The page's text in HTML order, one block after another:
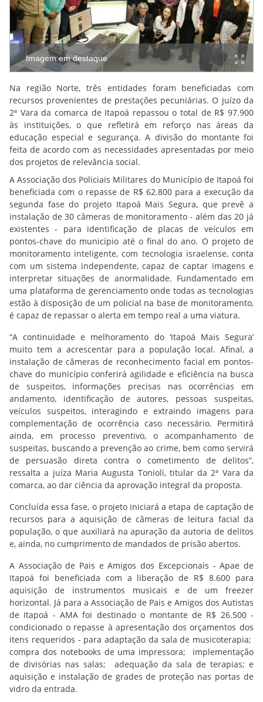
Imagem em destaque
Na região Norte, três entidades foram beneficiadas com
recursos provenientes de prestações pecuniárias. O juízo da
2ª Vara da comarca de Itapoá repassou o total de R$ 97.900
às instituições, o que refletirá em reforço nas áreas da
educação especial e segurança. A divisão do montante foi
feita de acordo com as necessidades apresentadas por meio
dos projetos de relevância social.
A Associação dos Policiais Militares do Município de Itapoá foi
beneficiada com o repasse de R$ 62.800 para a execução da
segunda fase do projeto Itapoá Mais Segura, que prevê a
instalação de 30 câmeras de monitoramento - além das 20 já
existentes - para identificação de placas de veículos em
pontos-chave do município até o final do ano. O projeto de
monitoramento inteligente, com tecnologia israelense, conta
com um sistema independente, capaz de captar imagens e
interpretar situações de anormalidade. Fundamentado em
uma plataforma de gerenciamento onde todas as tecnologias
estão à disposição de um policial na base de monitoramento,
é capaz de repassar o alerta em tempo real a uma viatura.
“A continuidade e melhoramento do ‘Itapoá Mais Segura’
muito tem a acrescentar para a população local. Afinal, a
instalação de câmeras de reconhecimento facial em pontos-
chave do município conferirá agilidade e eficiência na busca
de suspeitos, informações precisas nas ocorrências em
andamento, identificação de autores, pessoas suspeitas,
veículos suspeitos, interagindo e extraindo imagens para
complementação de ocorrência caso necessário. Permitirá
ainda, em processo preventivo, o acompanhamento de
suspeitas, buscando a prevenção ao crime, bem como servirá
de persuasão direta contra o cometimento de delitos”,
ressalta a juíza Maria Augusta Tonioli, titular da 2ª Vara da
comarca, ao dar ciência da aprovação integral da proposta.
Concluída essa fase, o projeto iniciará a etapa de captação de
recursos para a aquisição de câmeras de leitura facial da
população, o que auxiliará na apuração da autoria de delitos
e, ainda, no cumprimento de mandados de prisão abertos.
A Associação de Pais e Amigos dos Excepcionais - Apae de
Itapoá foi beneficiada com a liberação de R$ 8.600 para
aquisição de instrumentos musicais e de um freezer
horizontal. Já para a Associação de Pais e Amigos dos Autistas
de Itapoá - AMA foi destinado o montante de R$ 26.500 -
condicionado o repasse à apresentação dos orçamentos dos
itens requeridos - para adaptação da sala de musicoterapia;
compra dos notebooks de uma impressora; implementação
de divisórias nas salas; adequação da sala de terapias; e
aquisição e instalação de grades de proteção nas portas de
vidro da entrada.